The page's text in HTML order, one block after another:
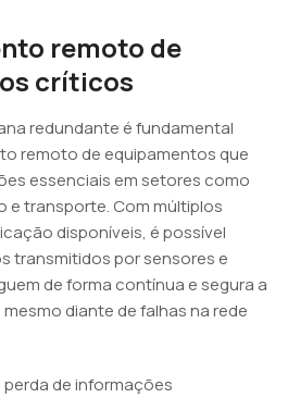
remoto de
críticos
redundante é fundamental
remoto de equipamentos que
essenciais em setores como
e transporte. Com múltiplos
disponíveis, é possível
transmitidos por sensores e
de forma contínua e segura a
diante de falhas na rede
de informações